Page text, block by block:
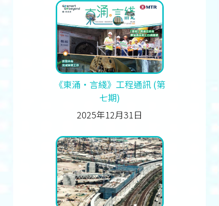
《東涌‧言綫》工程通訊 (第
七期)
2025年12月31日